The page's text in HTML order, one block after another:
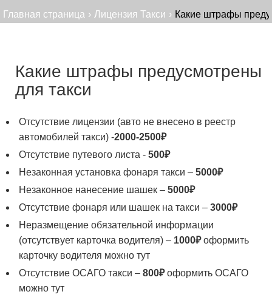
Главная страница › Лицензия Такси › Какие штрафы
Какие штрафы предусмотрены
для такси
Отсутствие лицензии (авто не внесено в реестр
автомобилей такси) -2000-2500₽
Отсутствие путевого листа - 500₽
Незаконная установка фонаря такси – 5000₽
Незаконное нанесение шашек – 5000₽
Отсутствие фонаря или шашек на такси – 3000₽
Неразмещение обязательной информации
(отсутствует карточка водителя) – 1000₽ оформить
карточку водителя можно тут
Отсутствие ОСАГО такси – 800₽ оформить ОСАГО
можно тут